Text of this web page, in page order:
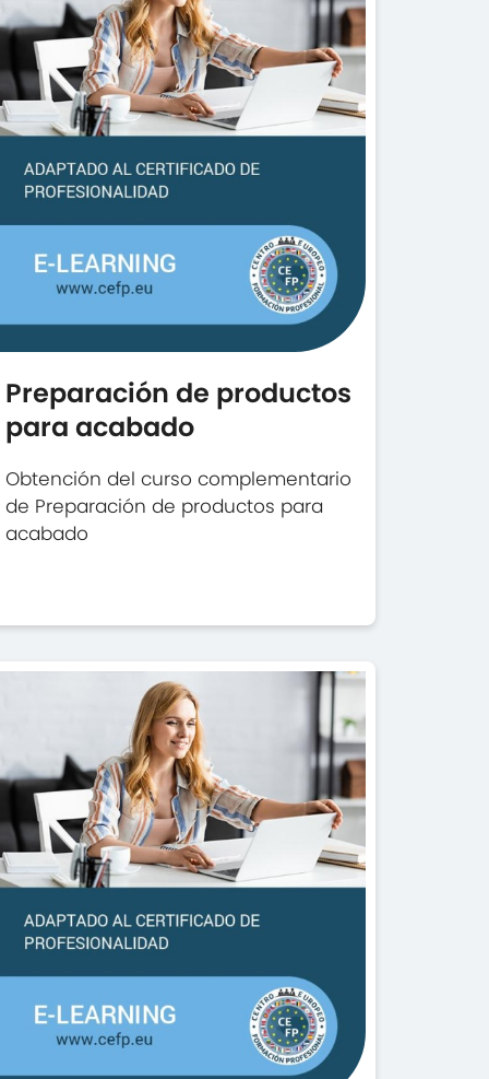
Preparación de productos
para acabado
Obtención del curso complementario
de Preparación de productos para
acabado